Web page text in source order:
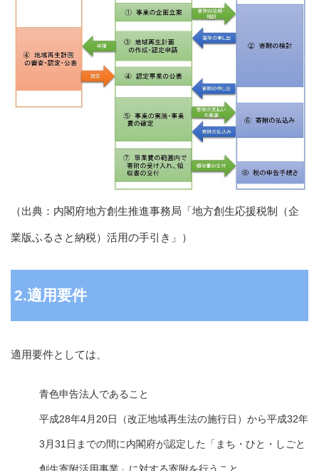
（出典：内閣府地方創生推進事務局「地方創生応援税制（企
業版ふるさと納税）活用の手引き」）
2.適用要件
適用要件としては、
青色申告法人であること
平成28年4月20日（改正地域再生法の施行日）から平成32年
3月31日までの間に内閣府が認定した「まち・ひと・しごと
創生寄附活用事業」に対する寄附を行うこと